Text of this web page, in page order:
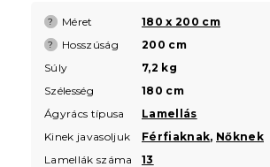
? Méret 180 x 200 cm
? Hosszúság
200 cm
Súly
7,2 kg
Szélesség
180 cm
Ágyrács típusa
Lamellás
Kinek javasoljuk
Férfiaknak, Nőknek
Lamellák száma
13